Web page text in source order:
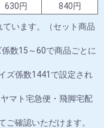
630円 840円
います。（セット商品
数15～60で商品ごとに
ズ係数1441で設定され
マト宅急便・飛脚宅配
ご確認いただけます。